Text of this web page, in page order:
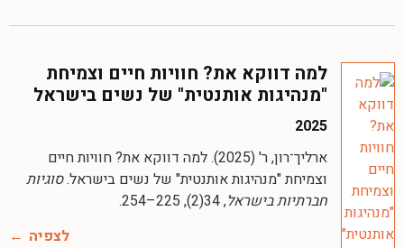
למה דווקא את? חוויות חיים וצמיחת
"מנהיגות אותנטית" של נשים בישראל
2025
ארליך־רון, ר' (2025). למה דווקא את? חוויות חיים
וצמיחת "מנהיגות אותנטית" של נשים בישראל.סוגיות
חברתיות בישראל, 34(2), 225–254.
לצפיה